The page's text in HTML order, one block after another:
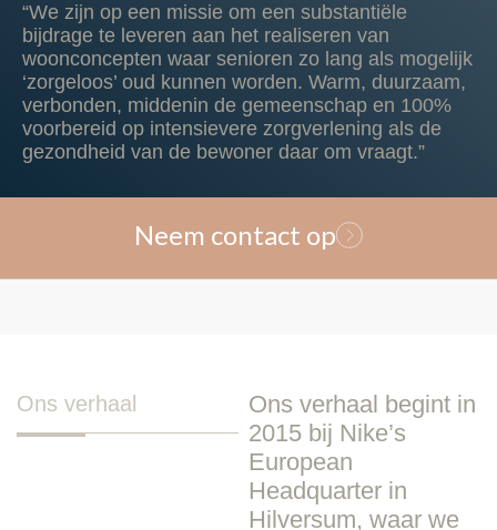
“We zijn op een missie om een substantiële
bijdrage te leveren aan het realiseren van
woonconcepten waar senioren zo lang als mogelijk
‘zorgeloos’ oud kunnen worden. Warm, duurzaam,
verbonden, middenin de gemeenschap en 100%
voorbereid op intensievere zorgverlening als de
gezondheid van de bewoner daar om vraagt.”
Neem contact op
Ons verhaal
Ons verhaal begint in
2015 bij Nike’s
European
Headquarter in
Hilversum, waar we